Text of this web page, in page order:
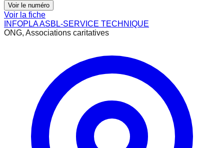
Voir le numéro
Voir la fiche
INFOPLA ASBL-SERVICE TECHNIQUE
ONG, Associations caritatives